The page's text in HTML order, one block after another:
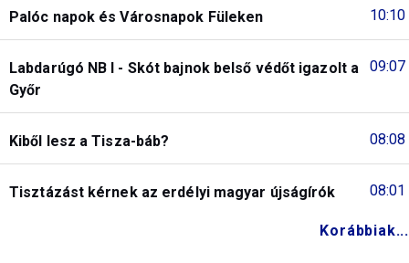
10:10
Palóc napok és Városnapok Füleken
09:07
Labdarúgó NB I - Skót bajnok belső védőt igazolt a
Győr
08:08
Kiből lesz a Tisza-báb?
08:01
Tisztázást kérnek az erdélyi magyar újságírók
Korábbiak...